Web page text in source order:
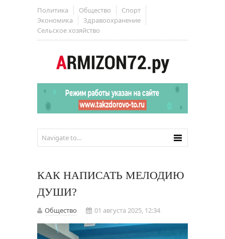
Политика Общество
Спорт
Экономика
Здравоохранение
Сельское хозяйство
КАК НАПИСАТЬ МЕЛОДИЮ
ДУШИ?
Общество 01 августа 2025, 12:34